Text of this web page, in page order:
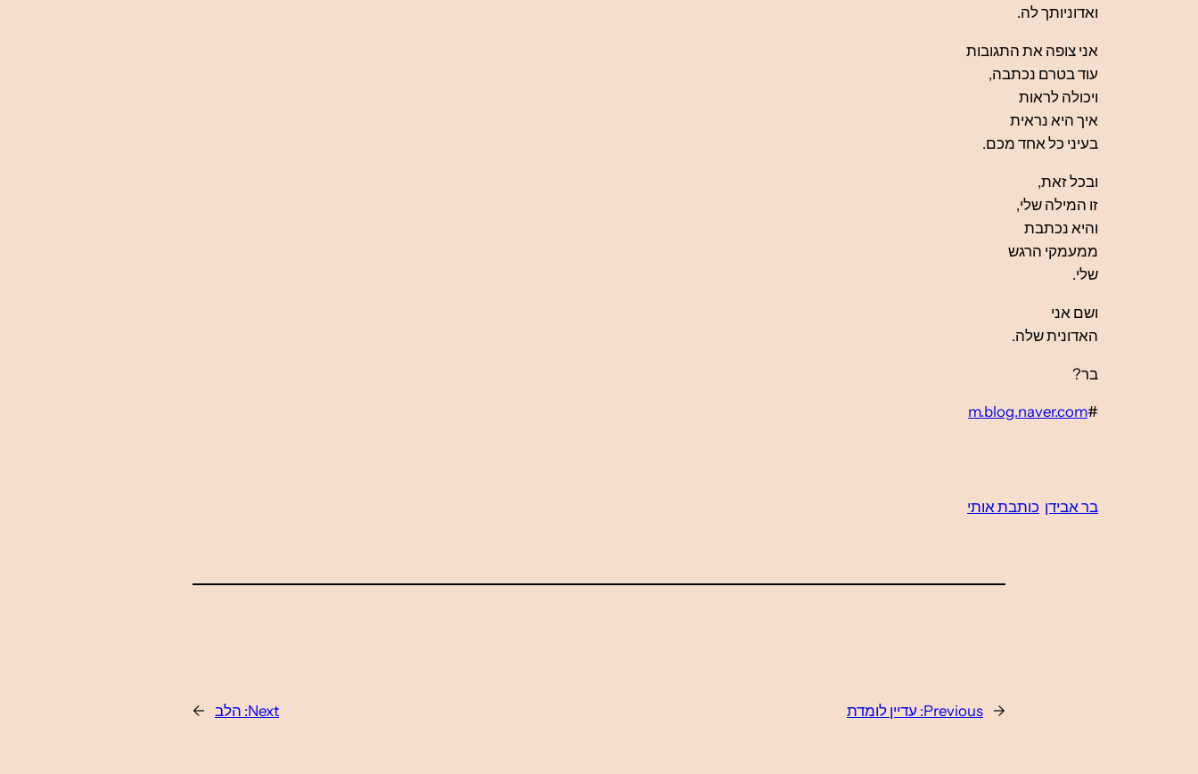
ואדוניותך לה.
אני צופה את התגובות
עוד בטרם נכתבה,
ויכולה לראות
איך היא נראית
בעיני כל אחד מכם.
ובכל זאת,
זו המילה שלי,
והיא נכתבת
ממעמקי הרגש
שלי.
ושם אני
האדונית שלה.
בר?
#
m.blog.naver.com
בר אבידן כותבת אותי
←
Previous: עדיין לומדת Next: הלב →